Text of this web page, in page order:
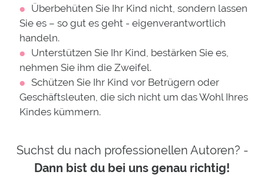
Überbehüten Sie Ihr Kind nicht, sondern lassen
Sie es – so gut es geht - eigenverantwortlich
handeln.
Unterstützen Sie Ihr Kind, bestärken Sie es,
nehmen Sie ihm die Zweifel.
Schützen Sie Ihr Kind vor Betrügern oder
Geschäftsleuten, die sich nicht um das Wohl Ihres
Kindes kümmern.
Suchst du nach professionellen Autoren? -
Dann bist du bei uns genau richtig!